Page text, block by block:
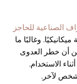
الصناعية للحاجز
وغالبًا ما
أن خطر العدوى
الاستخدام.
شخص لآخر.